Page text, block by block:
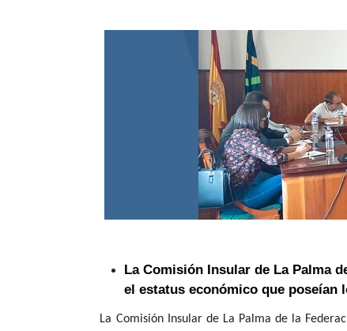
La Comisión Insular de La Palma
el estatus económico que poseían
La Comisión Insular de La Palma de la